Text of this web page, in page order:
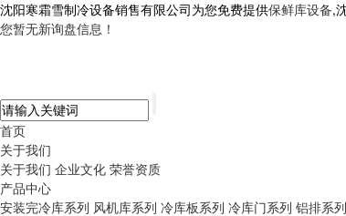
沈阳寒霜雪制冷设备销售有限公司为您免费提供保鲜库设备,
您暂无新询盘信息！
首页
关于我们
关于我们 企业文化 荣誉资质
产品中心
安装完冷库系列 风机库系列 冷库板系列 冷库门系列 铝排系列